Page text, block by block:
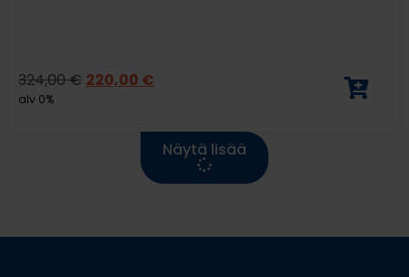
324,00€ 220,00 €
alv 0%
Näytä lisää